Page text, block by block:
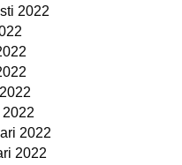
2022
2022
2022
2022